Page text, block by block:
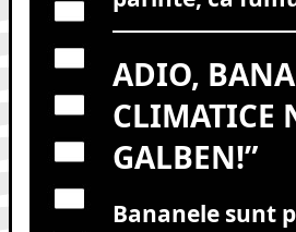
ADIO,
CLIMATICE
GALBEN!”
Bananele sunt